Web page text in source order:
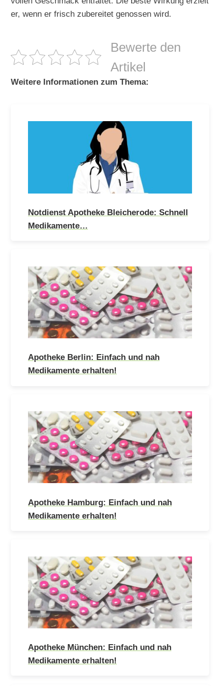
er, wenn er frisch zubereitet genossen wird.
Bewerte den
Artikel
Weitere Informationen zum Thema:
Notdienst Apotheke Bleicherode: Schnell
Medikamente…
Apotheke Berlin: Einfach und nah
Medikamente erhalten!
Apotheke Hamburg: Einfach und nah
Medikamente erhalten!
Apotheke München: Einfach und nah
Medikamente erhalten!